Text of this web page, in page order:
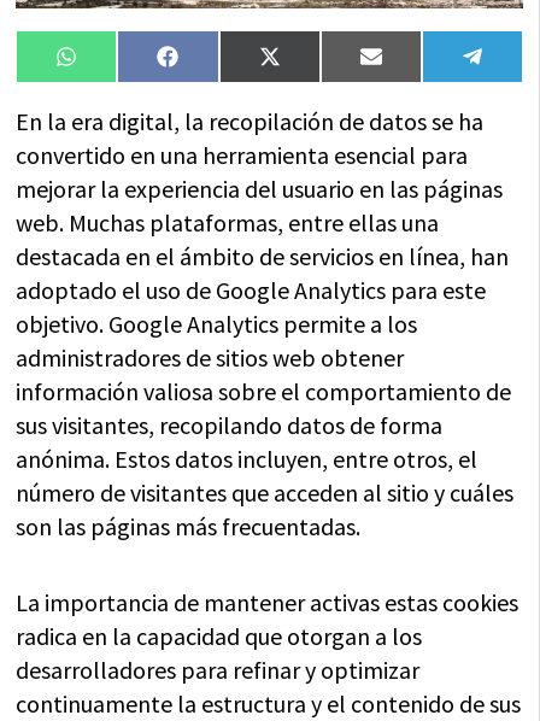
Compartir
en
WhatsAppCompartir
en
FacebookCompartir
en
X
(Twitter)
Compartir
en
Email
en
En la era digital, la recopilación de datos se ha
convertido en una herramienta esencial para
mejorar la experiencia del usuario en las páginas
web. Muchas plataformas, entre ellas una
destacada en el ámbito de servicios en línea, han
adoptado el uso de Google Analytics para este
objetivo. Google Analytics permite a los
administradores de sitios web obtener
información valiosa sobre el comportamiento de
sus visitantes, recopilando datos de forma
anónima. Estos datos incluyen, entre otros, el
número de visitantes que acceden al sitio y cuáles
son las páginas más frecuentadas.
La importancia de mantener activas estas cookies
radica en la capacidad que otorgan a los
desarrolladores para refinar y optimizar
continuamente la estructura y el contenido de sus